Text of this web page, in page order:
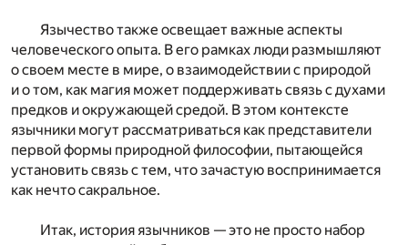
Язычество также освещает важные аспекты
человеческого опыта. В его рамках люди размышляют
о своем месте в мире, о взаимодействии с природой
и о том, как магия может поддерживать связь с духами
предков и окружающей средой. В этом контексте
язычники могут рассматриваться как представители
первой формы природной философии, пытающейся
установить связь с тем, что зачастую воспринимается
как нечто сакральное.
Итак, история язычников — это не просто набор